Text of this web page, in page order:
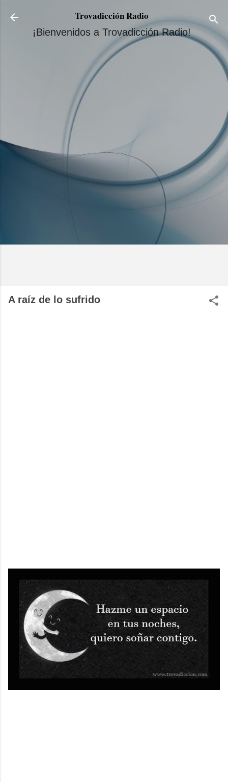
Ir al contenido principal
Trovadicción Radio
¡Bienvenidos a Trovadicción Radio!
A raíz de lo sufrido